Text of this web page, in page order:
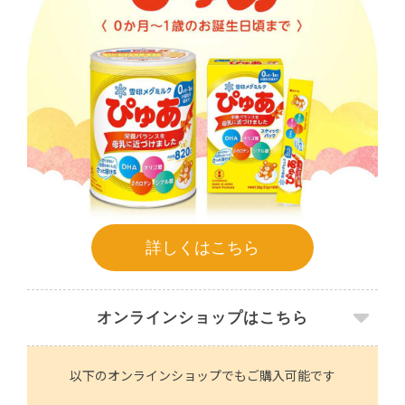
詳しくはこちら
オンラインショップはこちら
以下のオンラインショップでもご購入可能です